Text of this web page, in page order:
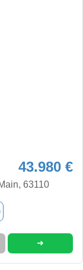
43.980 €
63110
➜